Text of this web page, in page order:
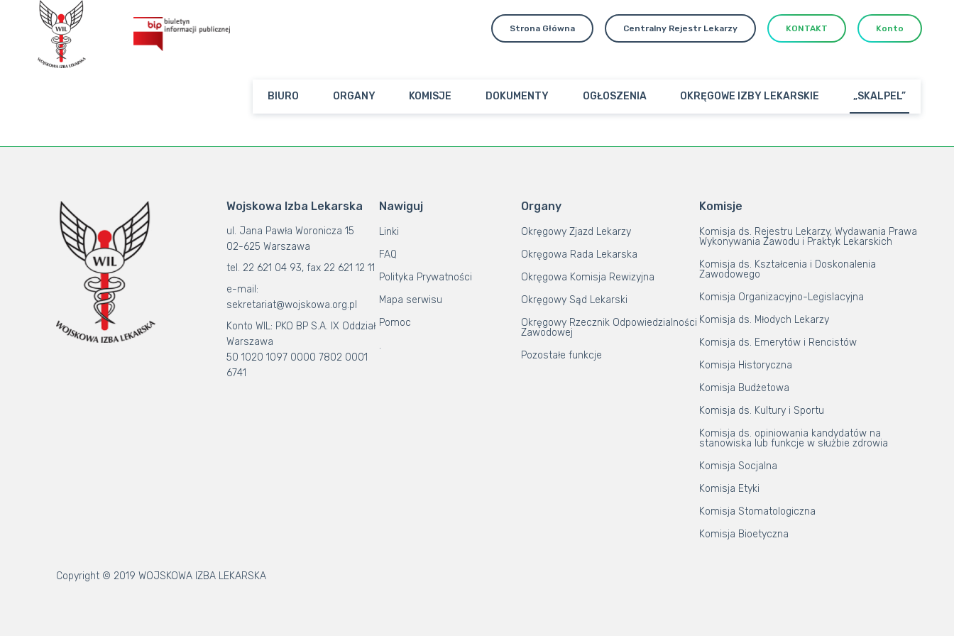
Strona Główna Centralny Rejestr Lekarzy KONTAKT Konto
BIURO ORGANY KOMISJE DOKUMENTY OGŁOSZENIA OKRĘGOWE IZBY LEKARSKIE „SKALPEL”
Wojskowa Izba Lekarska
ul. Jana Pawła Woronicza 15
02-625 Warszawa
tel. 22 621 04 93, fax 22 621 12 11
e-mail:
sekretariat@wojskowa.org.pl
Konto WIL: PKO BP S.A. IX Oddział
Warszawa
50 1020 1097 0000 7802 0001
6741
Nawiguj
Linki
FAQ
Polityka Prywatności
Mapa serwisu
Pomoc
.
Organy
Okręgowy Zjazd Lekarzy
Okręgowa Rada Lekarska
Okręgowa Komisja Rewizyjna
Okręgowy Sąd Lekarski
Okręgowy Rzecznik Odpowiedzialności
Zawodowej
Pozostałe funkcje
Komisje
Komisja ds. Rejestru Lekarzy, Wydawania Prawa
Wykonywania Zawodu i Praktyk Lekarskich
Komisja ds. Kształcenia i Doskonalenia
Zawodowego
Komisja Organizacyjno-Legislacyjna
Komisja ds. Młodych Lekarzy
Komisja ds. Emerytów i Rencistów
Komisja Historyczna
Komisja Budżetowa
Komisja ds. Kultury i Sportu
Komisja ds. opiniowania kandydatów na
stanowiska lub funkcje w służbie zdrowia
Komisja Socjalna
Komisja Etyki
Komisja Stomatologiczna
Komisja Bioetyczna
Copyright © 2019 WOJSKOWA IZBA LEKARSKA